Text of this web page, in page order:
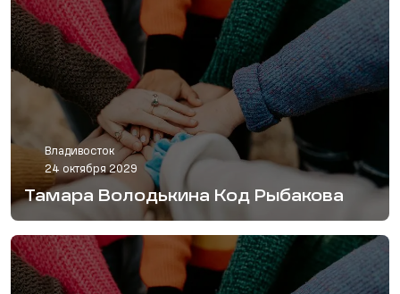
Владивосток
24 октября 2029
Тамара Володькина Код Рыбакова